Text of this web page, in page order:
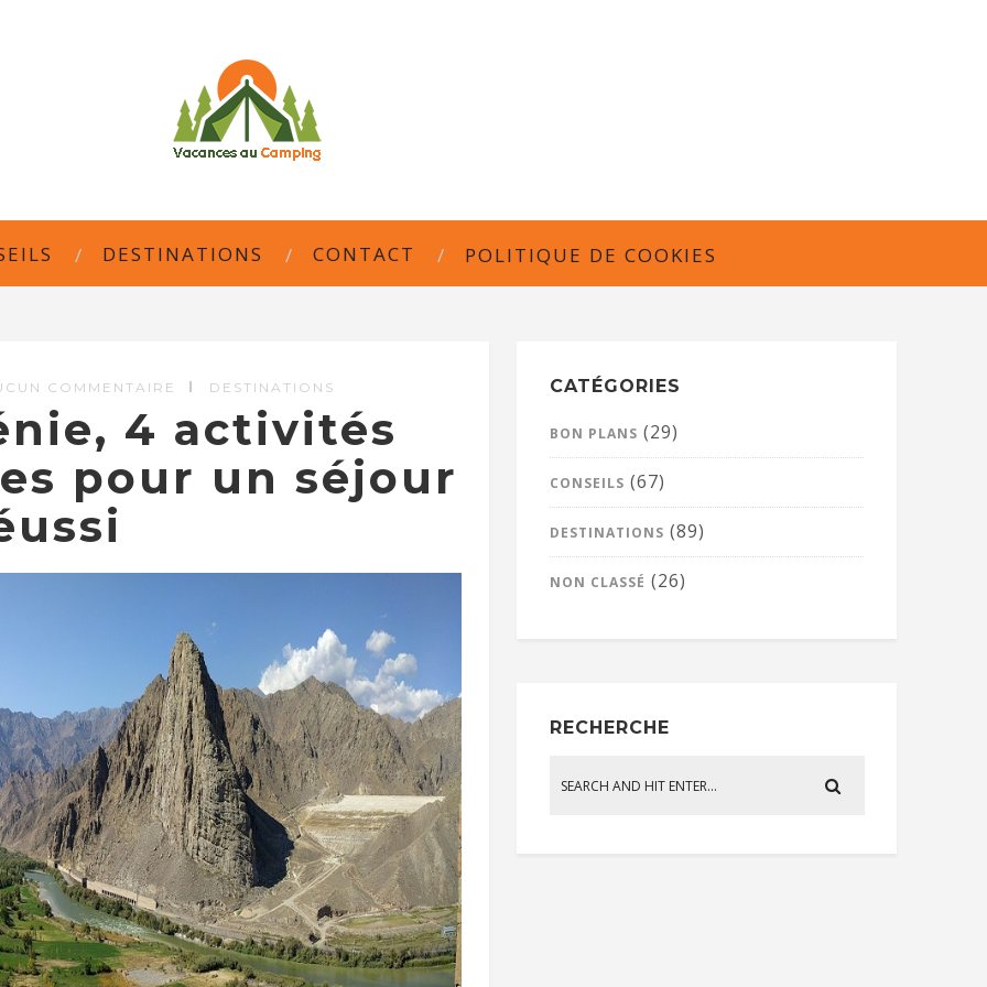
DESTINATIONS CONTACT POLITIQUE DE COOKIES
COMMENTAIRE DESTINATIONS
4 activités
pour un séjour
CATÉGORIES
BON PLANS (29)
CONSEILS (67)
DESTINATIONS (89)
NON CLASSÉ (26)
RECHERCHE